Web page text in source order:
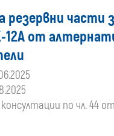
резервни части
от
по чл. 44